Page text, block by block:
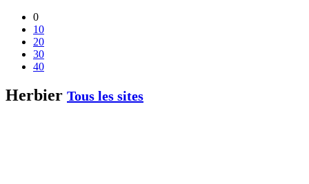
0
10
20
30
40
Herbier Tous les sites